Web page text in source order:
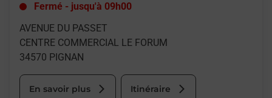
Fermé - jusqu'à 09h00
AVENUE DU PASSET
CENTRE COMMERCIAL LE FORUM
34570 PIGNAN
En savoir plus Itinéraire